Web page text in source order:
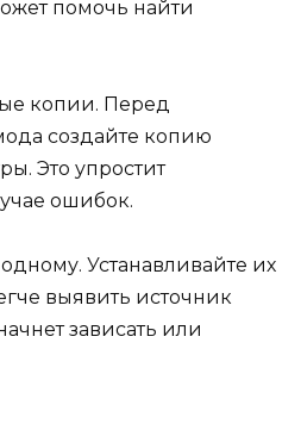
помочь найти
копии. Перед
создайте копию
Это упростит
ошибок.
Устанавливайте их
выявить источник
зависать или